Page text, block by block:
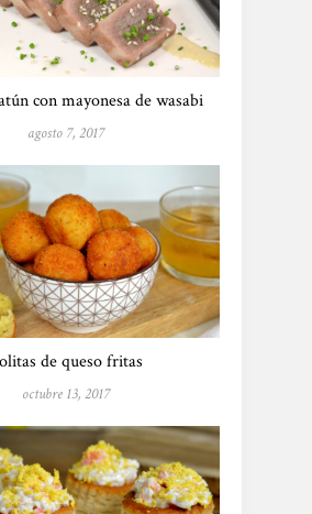
con mayonesa de wasabi
agosto 7, 2017
de queso fritas
octubre 13, 2017